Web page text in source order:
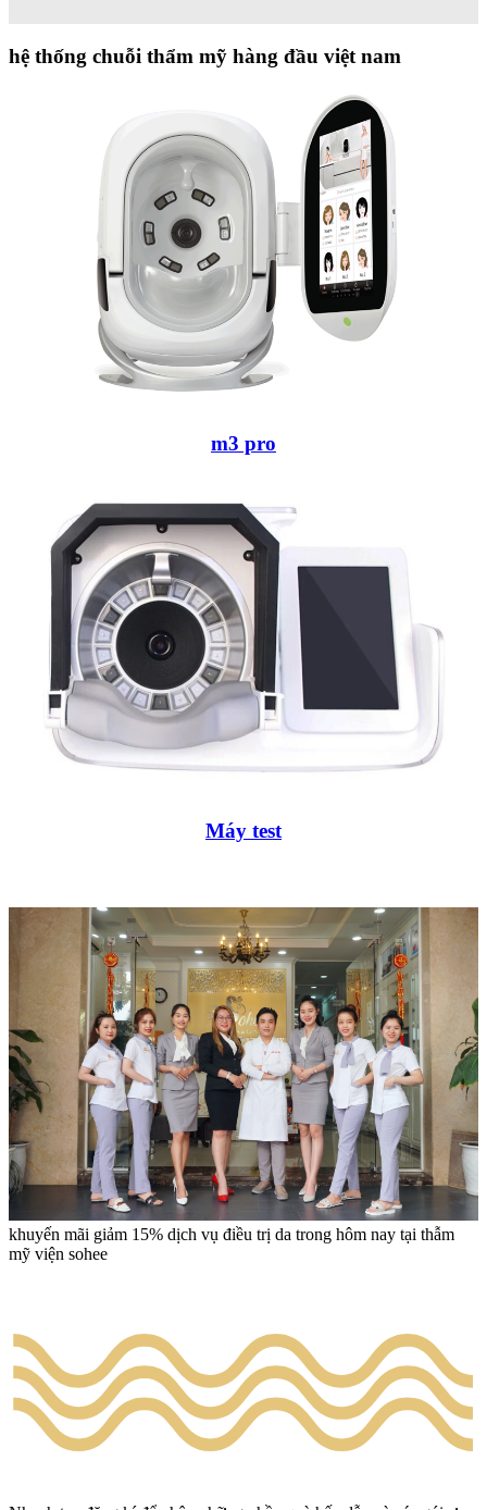
hệ thống chuỗi thẩm mỹ hàng đầu việt nam
m3 pro
Máy test
khuyến mãi giảm 15% dịch vụ điều trị da trong hôm nay tại thẫm
mỹ viện sohee